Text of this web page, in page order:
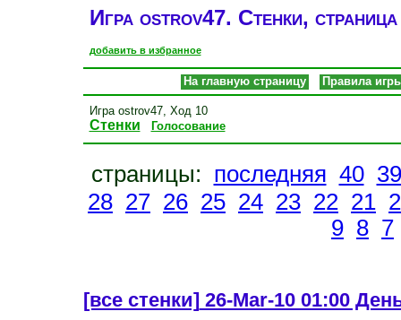
Игра ostrov47. Стенки,
добавить в избранное
На главную страницу Правила
Игра ostrov47, Ход 10
Стенки Голосование
страницы: последняя 40 39
28 27 26 25 24 23 22 21
9 8 7
[все стенки]26-Mar-10 01:00